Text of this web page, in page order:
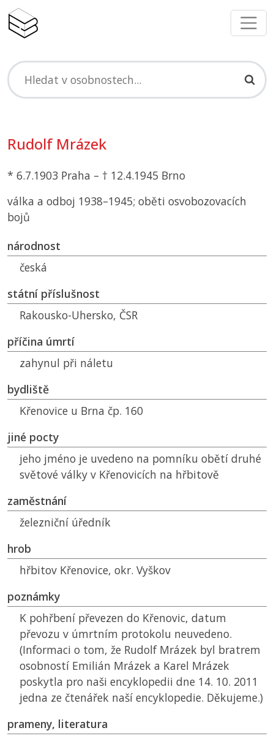
Rudolf Mrázek
* 6.7.1903 Praha – † 12.4.1945 Brno
válka a odboj 1938–1945; oběti osvobozovacích
bojů
národnost
česká
státní příslušnost
Rakousko-Uhersko, ČSR
příčina úmrtí
zahynul při náletu
bydliště
Křenovice u Brna čp. 160
jiné pocty
jeho jméno je uvedeno na pomníku obětí druhé
světové války v Křenovicích na hřbitově
zaměstnání
železniční úředník
hrob
hřbitov Křenovice, okr. Vyškov
poznámky
K pohřbení převezen do Křenovic, datum
převozu v úmrtním protokolu neuvedeno.
(Informaci o tom, že Rudolf Mrázek byl bratrem
osobností Emilián Mrázek a Karel Mrázek
poskytla pro naši encyklopedii dne 14. 10. 2011
jedna ze čtenářek naší encyklopedie. Děkujeme.)
prameny, literatura